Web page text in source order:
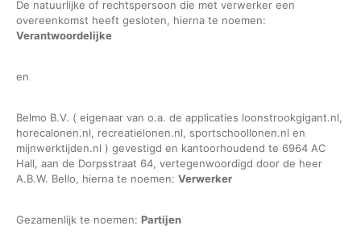
De natuurlijke of rechtspersoon die met verwerker een
overeenkomst heeft gesloten, hierna te noemen:
Verantwoordelijke
en
Belmo B.V. ( eigenaar van o.a. de applicaties loonstrookgigant.nl,
horecalonen.nl, recreatielonen.nl, sportschoollonen.nl en
mijnwerktijden.nl ) gevestigd en kantoorhoudend te 6964 AC
Hall, aan de Dorpsstraat 64, vertegenwoordigd door de heer
A.B.W. Bello, hierna te noemen: Verwerker
Gezamenlijk te noemen: Partijen